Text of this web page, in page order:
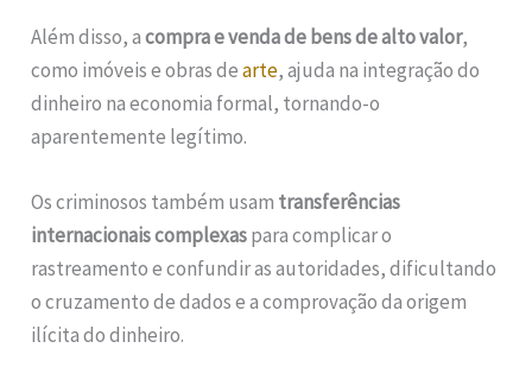
Além disso, acompra e venda de bens de alto valor,
como imóveis e obras dearte, ajuda na integração do
dinheiro na economia formal, tornando-o
aparentemente legítimo.
Os criminosos também usam transferências
internacionais complexaspara complicar o
rastreamento e confundir as autoridades, dificultando
o cruzamento de dados e a comprovação da origem
ilícita do dinheiro.